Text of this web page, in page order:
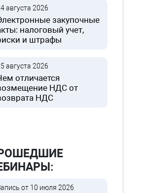
августа 2026
закупочные
налоговый учет,
и штрафы
августа 2026
отличается
НДС от
НДС
от 10 июля 2026